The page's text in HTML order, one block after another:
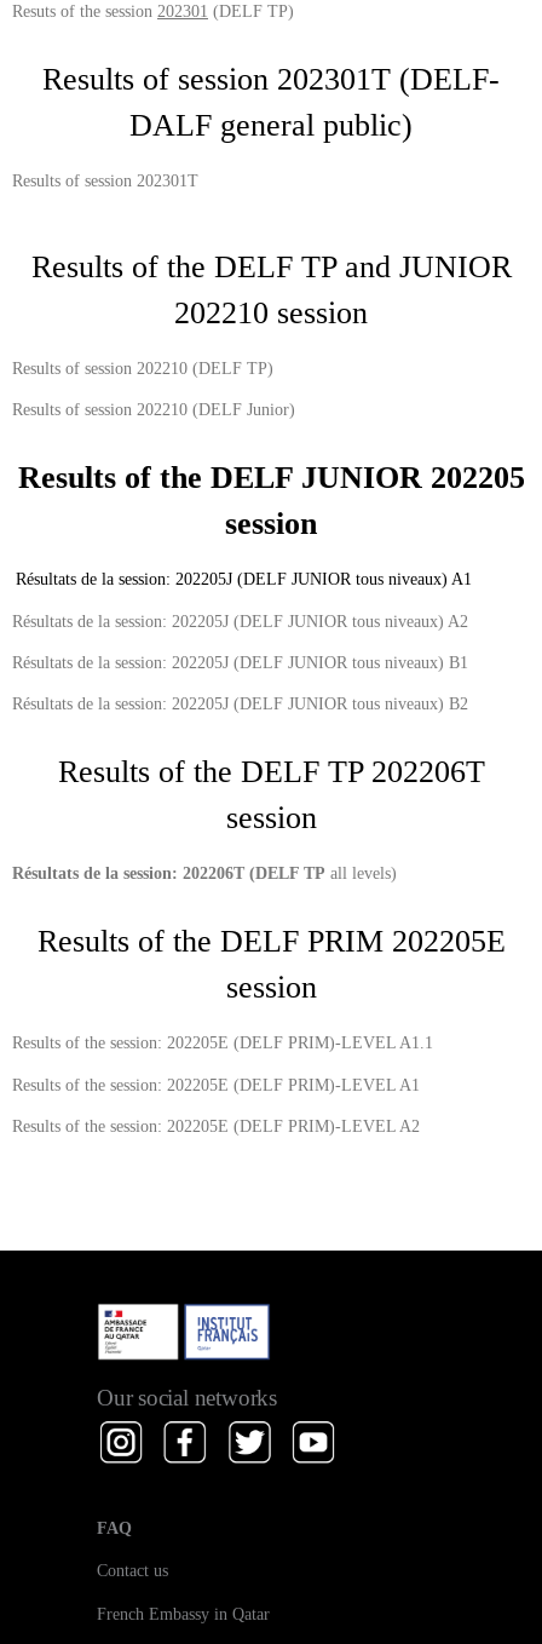
Resuts of the session 202301 (DELF TP)
Results of session 202301T (DELF-
DALF general public)
Results of session 202301T
Results of the DELF TP and JUNIOR
202210 session
Results of session 202210 (DELF TP)
Results of session 202210 (DELF Junior)
Results of the DELF JUNIOR 202205
session
Résultats de la session: 202205J (DELF JUNIOR tous niveaux) A1
Résultats de la session: 202205J (DELF JUNIOR tous niveaux) A2
Résultats de la session: 202205J (DELF JUNIOR tous niveaux) B1
Résultats de la session: 202205J (DELF JUNIOR tous niveaux) B2
Results of the DELF TP 202206T
session
Résultats de la session: 202206T (DELF TP all levels)
Results of the DELF PRIM 202205E
session
Results of the session: 202205E (DELF PRIM)-LEVEL A1.1
Results of the session: 202205E (DELF PRIM)-LEVEL A1
Results of the session: 202205E (DELF PRIM)-LEVEL A2
Our social networks
FAQ
Contact us
French Embassy in Qatar